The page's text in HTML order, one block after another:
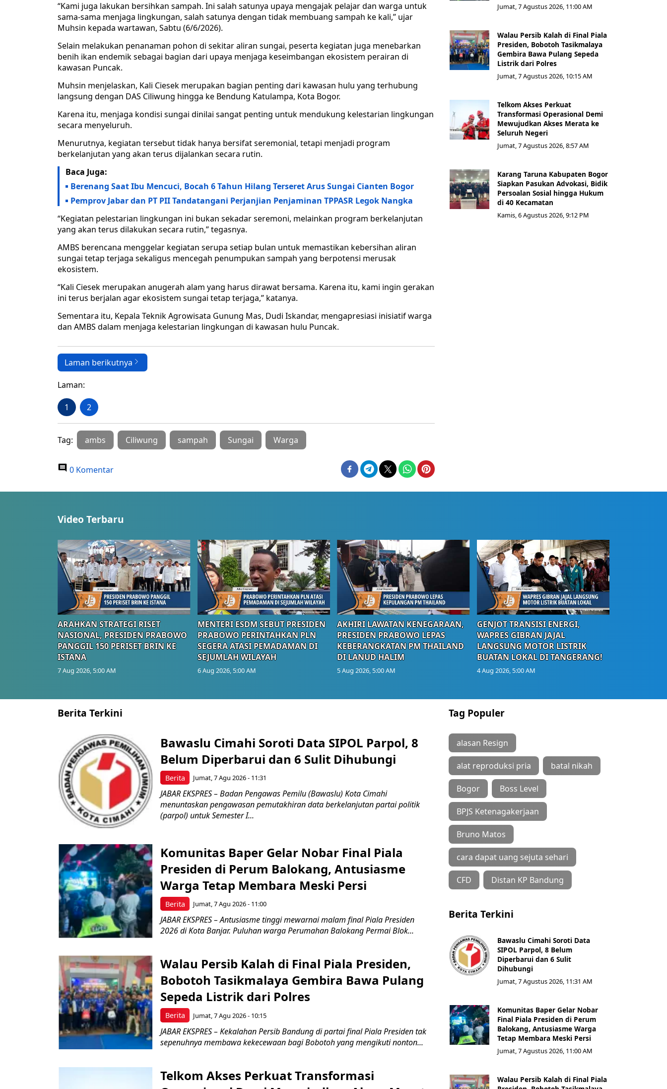
“Kami juga lakukan bersihkan sampah. Ini salah satunya upaya mengajak pelajar dan warga untuk
sama-sama menjaga lingkungan, salah satunya dengan tidak membuang sampah ke kali,” ujar
Muhsin kepada wartawan, Sabtu (6/6/2026).
Selain melakukan penanaman pohon di sekitar aliran sungai, peserta kegiatan juga menebarkan
benih ikan endemik sebagai bagian dari upaya menjaga keseimbangan ekosistem perairan di
kawasan Puncak.
Muhsin menjelaskan, Kali Ciesek merupakan bagian penting dari kawasan hulu yang terhubung
langsung dengan DAS Ciliwung hingga ke Bendung Katulampa, Kota Bogor.
Karena itu, menjaga kondisi sungai dinilai sangat penting untuk mendukung kelestarian lingkungan
secara menyeluruh.
Menurutnya, kegiatan tersebut tidak hanya bersifat seremonial, tetapi menjadi program
berkelanjutan yang akan terus dijalankan secara rutin.
Baca Juga:
Berenang Saat Ibu Mencuci, Bocah 6 Tahun Hilang Terseret Arus Sungai Cianten Bogor
Pemprov Jabar dan PT PII Tandatangani Perjanjian Penjaminan TPPASR Legok Nangka
“Kegiatan pelestarian lingkungan ini bukan sekadar seremoni, melainkan program berkelanjutan
yang akan terus dilakukan secara rutin,” tegasnya.
AMBS berencana menggelar kegiatan serupa setiap bulan untuk memastikan kebersihan aliran
sungai tetap terjaga sekaligus mencegah penumpukan sampah yang berpotensi merusak
ekosistem.
“Kali Ciesek merupakan anugerah alam yang harus dirawat bersama. Karena itu, kami ingin gerakan
ini terus berjalan agar ekosistem sungai tetap terjaga,” katanya.
Sementara itu, Kepala Teknik Agrowisata Gunung Mas, Dudi Iskandar, mengapresiasi inisiatif warga
dan AMBS dalam menjaga kelestarian lingkungan di kawasan hulu Puncak.
Laman berikutnya
Laman:
1 2
Tag: ambs Ciliwung sampah Sungai Warga
0 Komentar
Jumat, 7 Agustus 2026, 11:00 AM
Walau Persib Kalah di Final Piala
Presiden, Bobotoh Tasikmalaya
Gembira Bawa Pulang Sepeda
Listrik dari Polres
Jumat, 7 Agustus 2026, 10:15 AM
Telkom Akses Perkuat
Transformasi Operasional Demi
Mewujudkan Akses Merata ke
Seluruh Negeri
Jumat, 7 Agustus 2026, 8:57 AM
Karang Taruna Kabupaten Bogor
Siapkan Pasukan Advokasi, Bidik
Persoalan Sosial hingga Hukum
di 40 Kecamatan
Kamis, 6 Agustus 2026, 9:12 PM
Video Terbaru
ARAHKAN STRATEGI RISET
NASIONAL, PRESIDEN PRABOWO
PANGGIL 150 PERISET BRIN KE
ISTANA
7 Aug 2026, 5:00 AM
MENTERI ESDM SEBUT PRESIDEN
PRABOWO PERINTAHKAN PLN
SEGERA ATASI PEMADAMAN DI
SEJUMLAH WILAYAH
6 Aug 2026, 5:00 AM
AKHIRI LAWATAN KENEGARAAN,
PRESIDEN PRABOWO LEPAS
KEBERANGKATAN PM THAILAND
DI LANUD HALIM
5 Aug 2026, 5:00 AM
GENJOT TRANSISI ENERGI,
WAPRES GIBRAN JAJAL
LANGSUNG MOTOR LISTRIK
BUATAN LOKAL DI TANGERANG!
4 Aug 2026, 5:00 AM
Berita Terkini
Berita
Bawaslu Cimahi Soroti Data SIPOL Parpol, 8
Belum Diperbarui dan 6 Sulit Dihubungi
Jumat, 7 Agu 2026 - 11:31
JABAR EKSPRES – Badan Pengawas Pemilu (Bawaslu) Kota Cimahi
menuntaskan pengawasan pemutakhiran data berkelanjutan partai politik
(parpol) untuk Semester I...
Berita
Komunitas Baper Gelar Nobar Final Piala
Presiden di Perum Balokang, Antusiasme
Warga Tetap Membara Meski Persi
Jumat, 7 Agu 2026 - 11:00
JABAR EKSPRES – Antusiasme tinggi mewarnai malam final Piala Presiden
2026 di Kota Banjar. Puluhan warga Perumahan Balokang Permai Blok...
Berita
Walau Persib Kalah di Final Piala Presiden,
Bobotoh Tasikmalaya Gembira Bawa Pulang
Sepeda Listrik dari Polres
Jumat, 7 Agu 2026 - 10:15
JABAR EKSPRES – Kekalahan Persib Bandung di partai final Piala Presiden tak
sepenuhnya membawa kekecewaan bagi Bobotoh yang mengikuti nonton...
Telkom Akses Perkuat Transformasi
Tag Populer
alasan Resign
alat reproduksi pria batal nikah
Bogor Boss Level
BPJS Ketenagakerjaan
Bruno Matos
cara dapat uang sejuta sehari
CFD Distan KP Bandung
Berita Terkini
Bawaslu Cimahi Soroti Data
SIPOL Parpol, 8 Belum
Diperbarui dan 6 Sulit
Dihubungi
Jumat, 7 Agustus 2026, 11:31 AM
Komunitas Baper Gelar Nobar
Final Piala Presiden di Perum
Balokang, Antusiasme Warga
Tetap Membara Meski Persi
Jumat, 7 Agustus 2026, 11:00 AM
Walau Persib Kalah di Final Piala